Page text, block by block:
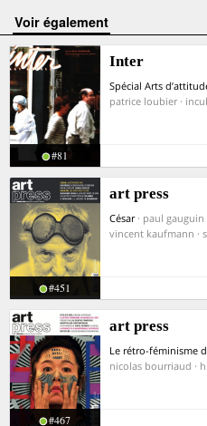
voir également
Inter
Spécial Arts
patrice loubier ·
#81
art press
César · paul
vincent kaufmann ·
#451
art press
Le rétro-féminisme
nicolas bourriaud ·
#467